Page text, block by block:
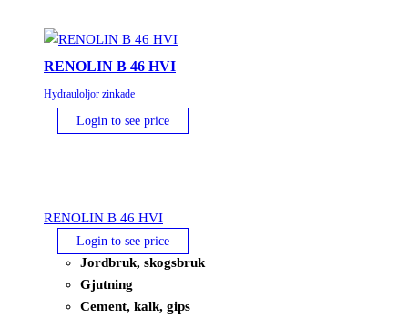
RENOLIN B 46 HVI
Hydrauloljor zinkade
Login to see price
RENOLIN B 46 HVI
Login to see price
Jordbruk, skogsbruk
Gjutning
Cement, kalk, gips